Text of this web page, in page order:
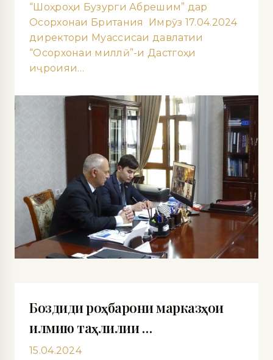
“Шоҳроҳи Бузурги Абрешим” дар
Осорхонаи Британия Имрӯз 17.04.2024
директори Муассисаи давлатии
“Осорхонаи миллӣ”-и Дастгоҳи
иҷроияи…
Боздиди роҳбарони марказҳои
илмию таҳлилии …
15.04.2024